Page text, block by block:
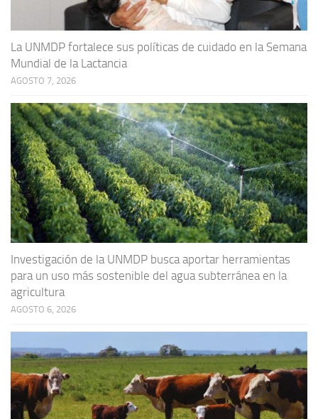
La UNMDP fortalece sus políticas de cuidado en la Semana
Mundial de la Lactancia
AGOSTO 7, 2026
Investigación de la UNMDP busca aportar herramientas
para un uso más sostenible del agua subterránea en la
agricultura
AGOSTO 6, 2026